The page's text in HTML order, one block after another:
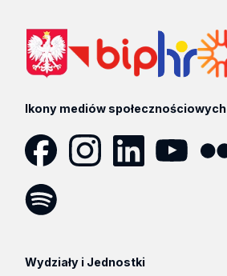
Ikony mediów społecznościowych
Wydziały i Jednostki